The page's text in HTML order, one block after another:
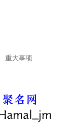
重大事项